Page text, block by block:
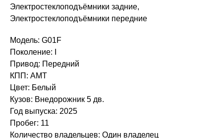
Электростеклоподъёмники задние,
Электростеклоподъёмники передние
Модель: G01F
Поколение: I
Привод: Передний
КПП: AMT
Цвет: Белый
Кузов: Внедорожник 5 дв.
Год выпуска: 2025
Пробег: 11
Количество владельцев: Один владелец